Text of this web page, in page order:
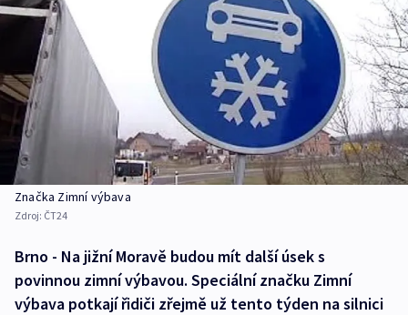
Značka Zimní výbava
Zdroj: ČT24
Brno - Na jižní Moravě budou mít další úsek s
povinnou zimní výbavou. Speciální značku Zimní
výbava potkají řidiči zřejmě už tento týden na silnici